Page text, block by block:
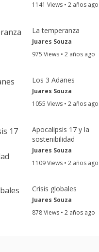
1141 Views • 2 años ago
La temperanza
Juares Souza
975 Views • 2 años ago
Los 3 Adanes
Juares Souza
1055 Views • 2 años ago
Apocalipsis 17 y la
sostenibilidad
Juares Souza
1109 Views • 2 años ago
Crisis globales
Juares Souza
878 Views • 2 años ago